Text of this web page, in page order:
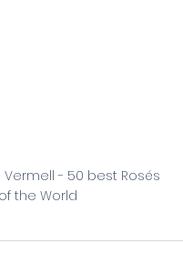
Vermell - 50 best Rosés
of the World